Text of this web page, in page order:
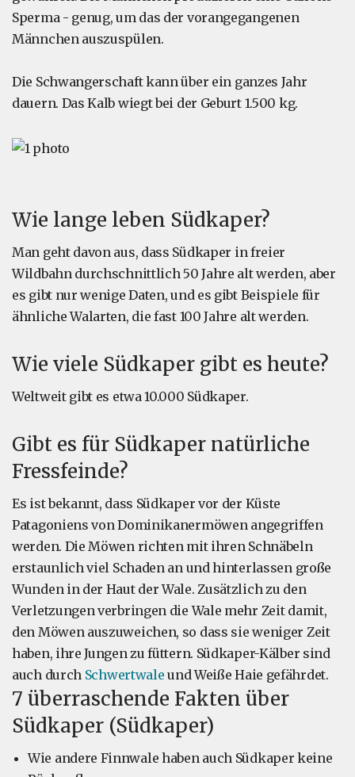
Sperma - genug, um das der vorangegangenen
Männchen auszuspülen.
Die Schwangerschaft kann über ein ganzes Jahr
dauern. Das Kalb wiegt bei der Geburt 1.500 kg.
Wie lange leben Südkaper?
Man geht davon aus, dass Südkaper in freier
Wildbahn durchschnittlich 50 Jahre alt werden, aber
es gibt nur wenige Daten, und es gibt Beispiele für
ähnliche Walarten, die fast 100 Jahre alt werden.
Wie viele Südkaper gibt es heute?
Weltweit gibt es etwa 10.000 Südkaper.
Gibt es für Südkaper natürliche
Fressfeinde?
Es ist bekannt, dass Südkaper vor der Küste
Patagoniens von Dominikanermöwen angegriffen
werden. Die Möwen richten mit ihren Schnäbeln
erstaunlich viel Schaden an und hinterlassen große
Wunden in der Haut der Wale. Zusätzlich zu den
Verletzungen verbringen die Wale mehr Zeit damit,
den Möwen auszuweichen, so dass sie weniger Zeit
haben, ihre Jungen zu füttern. Südkaper-Kälber sind
auch durch Schwertwale und Weiße Haie gefährdet.
7 überraschende Fakten über
Südkaper (Südkaper)
Wie andere Finnwale haben auch Südkaper keine